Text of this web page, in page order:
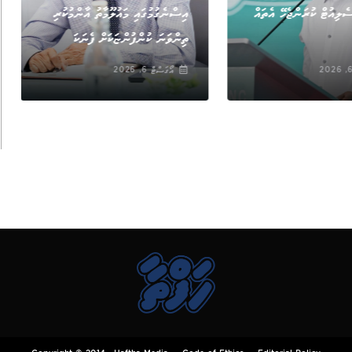
ކުރަންޖެހޭ އެތައް
އިސްނެގުމުގައި މައުލޫމާތު އާންމުކުރި
ތިންވަނަ ކުންފުންޏަކަށް ފެނަކަ
އޯގަސްޓް 6, 2026